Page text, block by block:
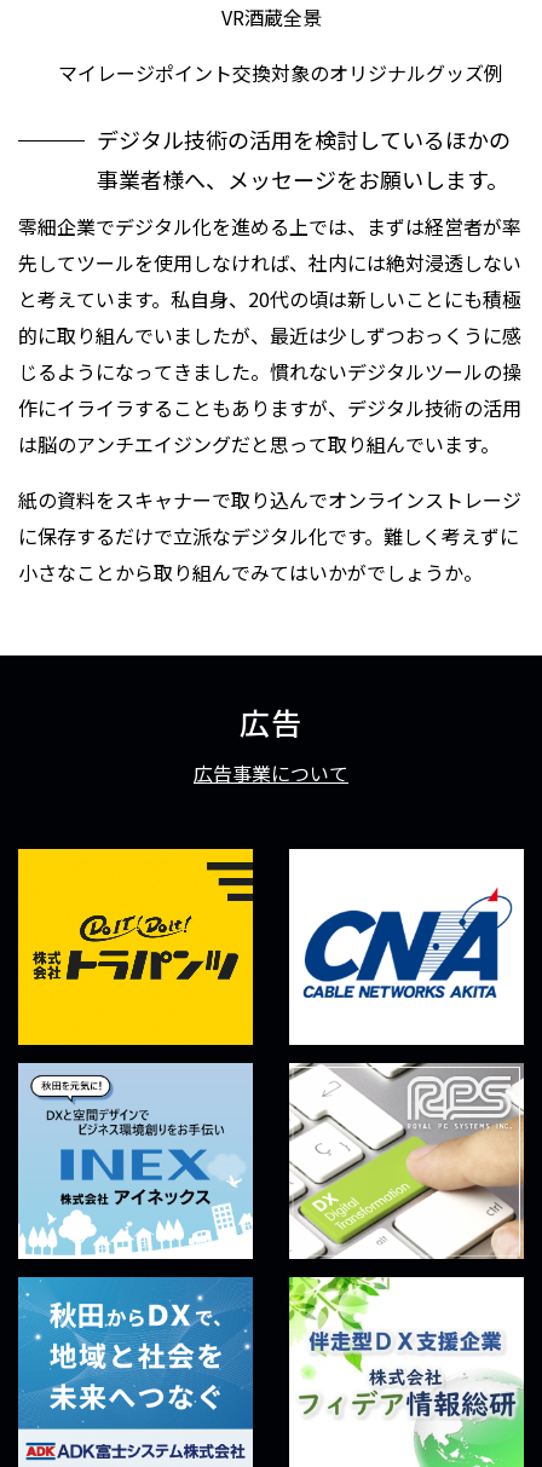
VR酒蔵全景
マイレージポイント交換対象のオリジナルグッズ例
デジタル技術の活用を検討しているほかの
事業者様へ、メッセージをお願いします。
零細企業でデジタル化を進める上では、まずは経営者が率
先してツールを使用しなければ、社内には絶対浸透しない
と考えています。私自身、20代の頃は新しいことにも積極
的に取り組んでいましたが、最近は少しずつおっくうに感
じるようになってきました。慣れないデジタルツールの操
作にイライラすることもありますが、デジタル技術の活用
は脳のアンチエイジングだと思って取り組んでいます。
紙の資料をスキャナーで取り込んでオンラインストレージ
に保存するだけで立派なデジタル化です。難しく考えずに
小さなことから取り組んでみてはいかがでしょうか。
広告
広告事業について